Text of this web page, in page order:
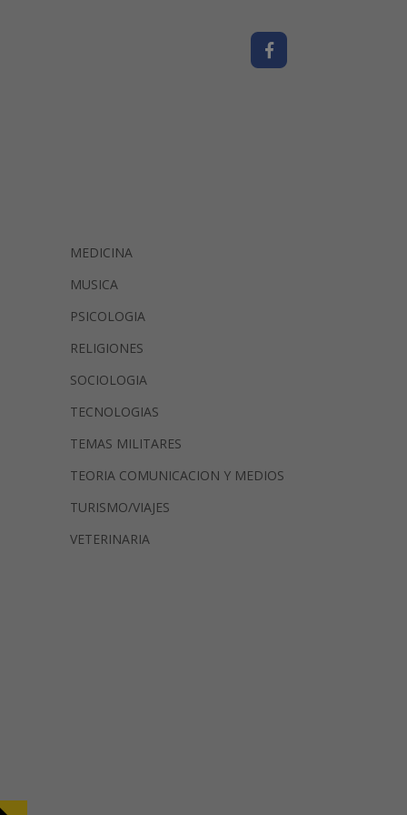
MEDICINA
MUSICA
PSICOLOGIA
RELIGIONES
SOCIOLOGIA
TECNOLOGIAS
TEMAS MILITARES
TEORIA COMUNICACION Y MEDIOS
TURISMO/VIAJES
VETERINARIA